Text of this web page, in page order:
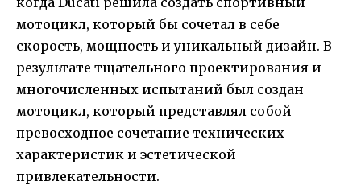
мотоцикл, который бы сочетал в себе
скорость, мощность и уникальный дизайн. В
результате тщательного проектирования и
многочисленных испытаний был создан
мотоцикл, который представлял собой
превосходное сочетание технических
характеристик и эстетической
привлекательности.